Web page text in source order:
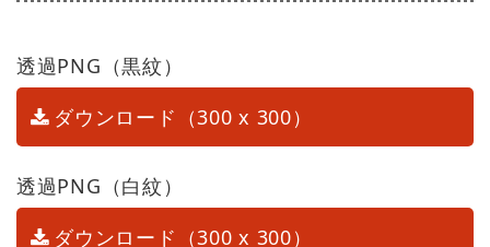
透過PNG（黒紋）
ダウンロード（300 x 300）
透過PNG（白紋）
ダウンロード（300 x 300）